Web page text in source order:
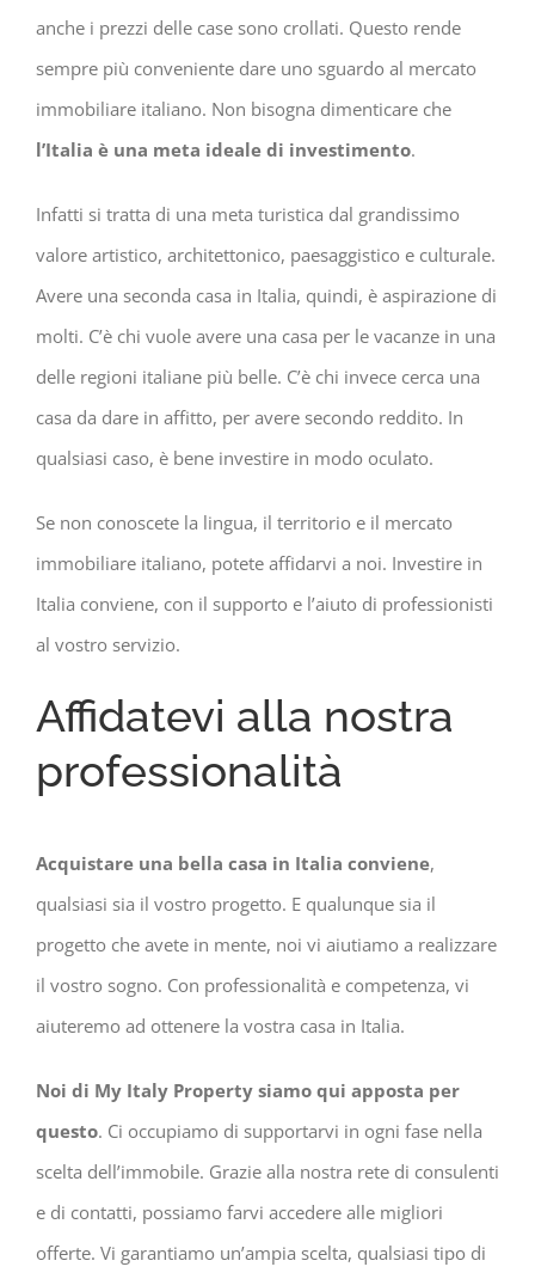
anche i prezzi delle case sono crollati. Questo rende
sempre più conveniente dare uno sguardo al mercato
immobiliare italiano. Non bisogna dimenticare che
l’Italia è una meta ideale di investimento.
Infatti si tratta di una meta turistica dal grandissimo
valore artistico, architettonico, paesaggistico e culturale.
Avere una seconda casa in Italia, quindi, è aspirazione di
molti. C’è chi vuole avere una casa per le vacanze in una
delle regioni italiane più belle. C’è chi invece cerca una
casa da dare in affitto, per avere secondo reddito. In
qualsiasi caso, è bene investire in modo oculato.
Se non conoscete la lingua, il territorio e il mercato
immobiliare italiano, potete affidarvi a noi. Investire in
Italia conviene, con il supporto e l’aiuto di professionisti
al vostro servizio.
Affidatevi alla nostra
professionalità
Acquistare una bella casa in Italia conviene,
qualsiasi sia il vostro progetto. E qualunque sia il
progetto che avete in mente, noi vi aiutiamo a realizzare
il vostro sogno. Con professionalità e competenza, vi
aiuteremo ad ottenere la vostra casa in Italia.
Noi di My Italy Property siamo qui apposta per
questo. Ci occupiamo di supportarvi in ogni fase nella
scelta dell’immobile. Grazie alla nostra rete di consulenti
e di contatti, possiamo farvi accedere alle migliori
offerte. Vi garantiamo un’ampia scelta, qualsiasi tipo di